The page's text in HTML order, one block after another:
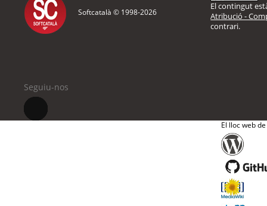
Softcatalà © 1998-2026
El contingut
Atribució -
contrari.
Seguiu-nos
El lloc web